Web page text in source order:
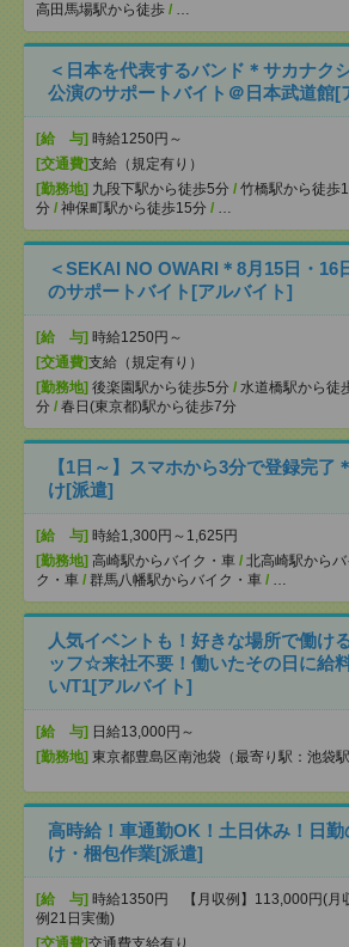
高田馬場駅から徒歩 / …
＜日本を代表するバンド＊サカナク
公演のサポートバイト＠日本武道館[
[給 与] 時給1250円～
[交通費]支給（規定有り）
[勤務地] 九段下駅から徒歩5分 / 竹橋駅から徒歩
分 / 神保町駅から徒歩15分 / …
＜SEKAI NO OWARI＊8月15日・16
のサポートバイト[アルバイト]
[給 与] 時給1250円～
[交通費]支給（規定有り）
[勤務地] 後楽園駅から徒歩5分 / 水道橋駅から徒
分 / 春日(東京都)駅から徒歩7分
【1日～】スマホから3分で登録完了
け[派遣]
[給 与] 時給1,300円～1,625円
[勤務地] 高崎駅からバイク・車 / 北高崎駅からバ
ク・車 / 群馬八幡駅からバイク・車 / …
人気イベントも！好きな場所で働け
ッフ☆来社不要！働いたその日に給
い/T1[アルバイト]
[給 与] 日給13,000円～
[勤務地] 東京都豊島区南池袋（最寄り駅：池袋駅
高時給！車通勤OK！土日休み！日
け・梱包作業[派遣]
[給 与] 時給1350円 【月収例】113,000円(月
例21日実働)
[交通費]交通費支給有り